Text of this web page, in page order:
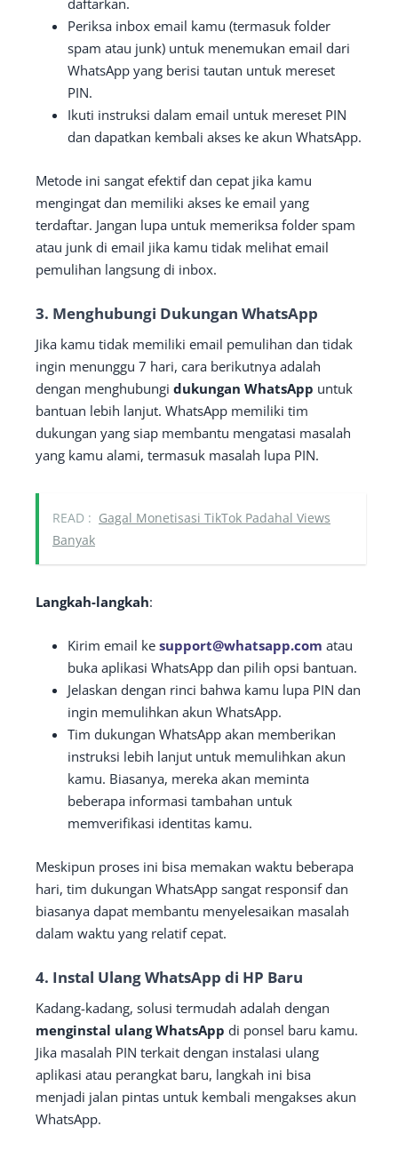
Periksa inbox email kamu (termasuk folder
spam atau junk) untuk menemukan email dari
WhatsApp yang berisi tautan untuk mereset
PIN.
Ikuti instruksi dalam email untuk mereset PIN
dan dapatkan kembali akses ke akun WhatsApp.
Metode ini sangat efektif dan cepat jika kamu
mengingat dan memiliki akses ke email yang
terdaftar. Jangan lupa untuk memeriksa folder spam
atau junk di email jika kamu tidak melihat email
pemulihan langsung di inbox.
3. Menghubungi Dukungan WhatsApp
Jika kamu tidak memiliki email pemulihan dan tidak
ingin menunggu 7 hari, cara berikutnya adalah
dengan menghubungi dukungan WhatsApp untuk
bantuan lebih lanjut. WhatsApp memiliki tim
dukungan yang siap membantu mengatasi masalah
yang kamu alami, termasuk masalah lupa PIN.
READ : Gagal Monetisasi TikTok Padahal Views
Banyak
Langkah-langkah:
Kirim email ke support@whatsapp.com atau
buka aplikasi WhatsApp dan pilih opsi bantuan.
Jelaskan dengan rinci bahwa kamu lupa PIN dan
ingin memulihkan akun WhatsApp.
Tim dukungan WhatsApp akan memberikan
instruksi lebih lanjut untuk memulihkan akun
kamu. Biasanya, mereka akan meminta
beberapa informasi tambahan untuk
memverifikasi identitas kamu.
Meskipun proses ini bisa memakan waktu beberapa
hari, tim dukungan WhatsApp sangat responsif dan
biasanya dapat membantu menyelesaikan masalah
dalam waktu yang relatif cepat.
4. Instal Ulang WhatsApp di HP Baru
Kadang-kadang, solusi termudah adalah dengan
menginstal ulang WhatsApp di ponsel baru kamu.
Jika masalah PIN terkait dengan instalasi ulang
aplikasi atau perangkat baru, langkah ini bisa
menjadi jalan pintas untuk kembali mengakses akun
WhatsApp.